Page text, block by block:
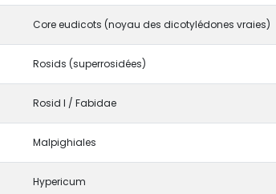
Core eudicots (noyau des dicotylédones vraies)
Rosids (superrosidées)
Rosid I / Fabidae
Malpighiales
Hypericum